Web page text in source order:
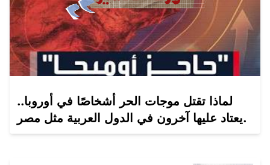
لماذا تقتل موجات الحر أشخاصًا في أوروبا..
يعتاد عليها آخرون في الدول العربية مثل مصر.